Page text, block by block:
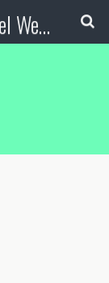
Booking Blog™ - Il blog del Web Marketing Turistico